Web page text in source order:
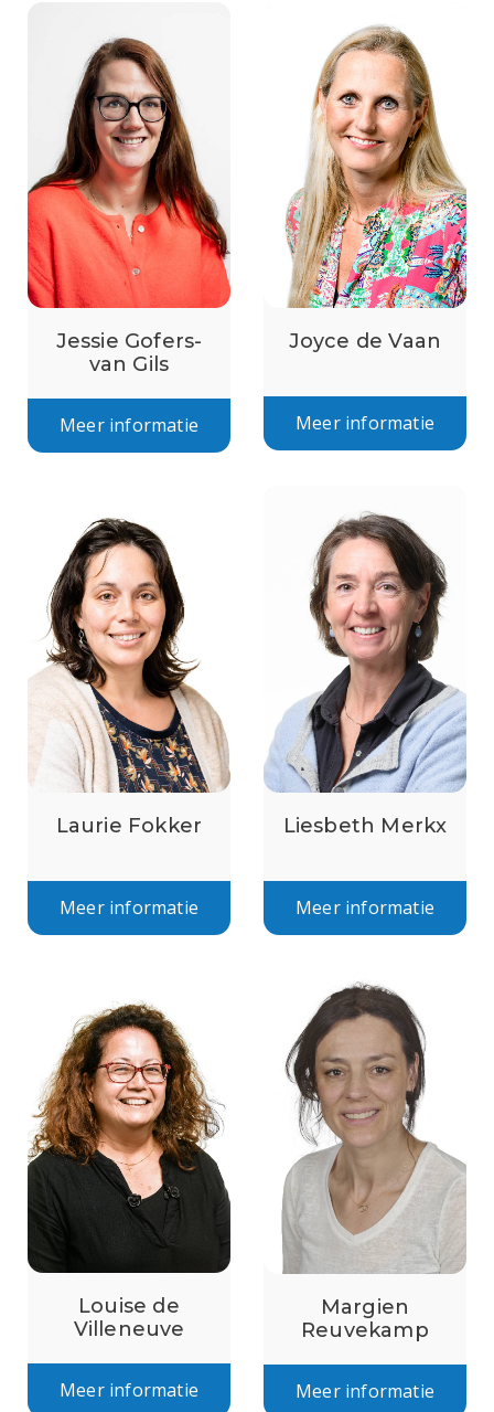
Jessie Gofers-
van Gils
Meer informatie
Joyce de Vaan
Meer informatie
Laurie Fokker
Meer informatie
Liesbeth Merkx
Meer informatie
Louise de
Villeneuve
Meer informatie
Margien
Reuvekamp
Meer informatie